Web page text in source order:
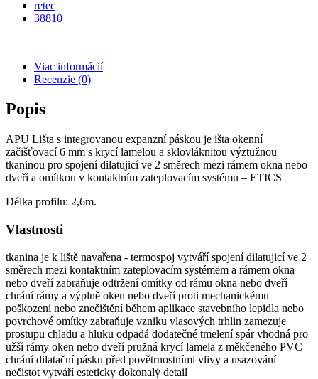
retec
38810
Viac informácií
Recenzie (0)
Popis
APU Lišta s integrovanou expanzní páskou je išta okenní
začišťovací 6 mm s krycí lamelou a sklovláknitou výztužnou
tkaninou pro spojení dilatujicí ve 2 směrech mezi rámem okna nebo
dveří a omítkou v kontaktním zateplovacím systému – ETICS
Délka profilu: 2,6m.
Vlastnosti
tkanina je k liště navařena - termospoj vytváří spojení dilatujicí ve 2
směrech mezi kontaktním zateplovacím systémem a rámem okna
nebo dveří zabraňuje odtržení omítky od rámu okna nebo dveří
chrání rámy a výplně oken nebo dveří proti mechanickému
poškození nebo znečištění během aplikace stavebního lepidla nebo
povrchové omítky zabraňuje vzniku vlasových trhlin zamezuje
prostupu chladu a hluku odpadá dodatečné tmelení spár vhodná pro
užší rámy oken nebo dveří pružná krycí lamela z měkčeného PVC
chrání dilatační pásku před povětrnostními vlivy a usazování
nečistot vytváří esteticky dokonalý detail